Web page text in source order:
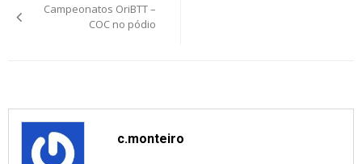
navigation
Campeonatos OriBTT –
COC no pódio
c.monteiro